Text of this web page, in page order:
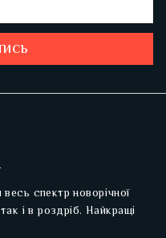
спектр новорічної
і в роздріб. Найкращі